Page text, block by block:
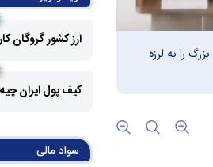
را به لرزه
چرا گاز در اروپا
مزیت رقابتی
عوارض هرمز؛
امنیت دریایی به
ارز کشور گروگان
کیف پول ایران
سواد مالی